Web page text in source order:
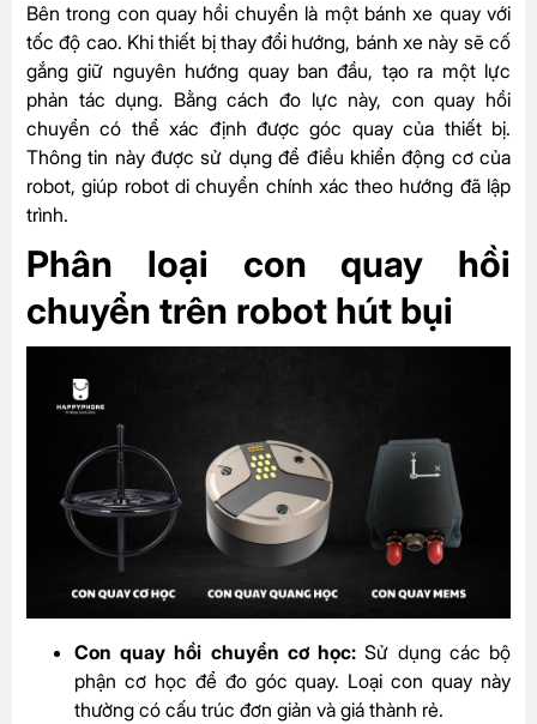
Bên trong con quay hồi chuyển là một bánh xe quay với
tốc độ cao. Khi thiết bị thay đổi hướng, bánh xe này sẽ cố
gắng giữ nguyên hướng quay ban đầu, tạo ra một lực
phản tác dụng. Bằng cách đo lực này, con quay hồi
chuyển có thể xác định được góc quay của thiết bị.
Thông tin này được sử dụng để điều khiển động cơ của
robot, giúp robot di chuyển chính xác theo hướng đã lập
trình.
Phân loại con quay hồi
chuyển trên robot hút bụi
Con quay hồi chuyển cơ học: Sử dụng các bộ
phận cơ học để đo góc quay. Loại con quay này
thường có cấu trúc đơn giản và giá thành rẻ.